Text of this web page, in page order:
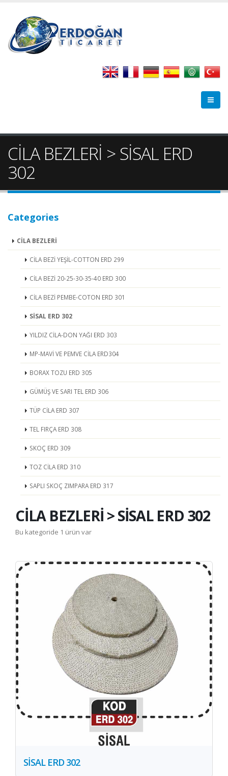
CİLA BEZLERİ > SİSAL ERD
302
Categories
CİLA BEZLERİ
CİLA BEZİ YEŞİL-COTTON ERD 299
CİLA BEZİ 20-25-30-35-40 ERD 300
CİLA BEZİ PEMBE-COTON ERD 301
SİSAL ERD 302
YILDIZ CİLA-DON YAĞI ERD 303
MP-MAVİ VE PEMVE CİLA ERD304
BORAX TOZU ERD 305
GÜMÜŞ VE SARI TEL ERD 306
TÜP CİLA ERD 307
TEL FIRÇA ERD 308
SKOÇ ERD 309
TOZ CİLA ERD 310
SAPLI SKOÇ ZIMPARA ERD 317
CİLA BEZLERİ > SİSAL ERD 302
Bu kategoride 1 ürün var
SİSAL ERD 302